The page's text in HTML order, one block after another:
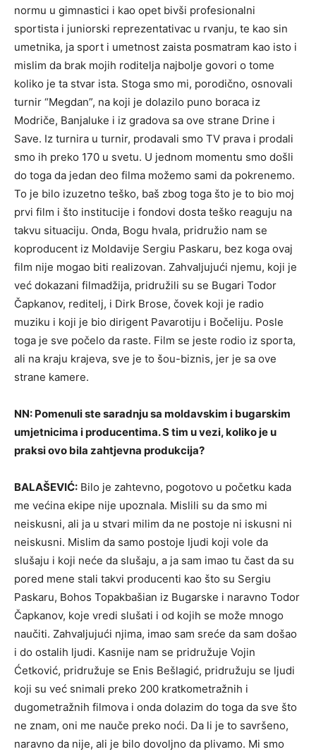
normu u gimnastici i kao opet bivši profesionalni
sportista i juniorski reprezentativac u rvanju, te kao sin
umetnika, ja sport i umetnost zaista posmatram kao isto i
mislim da brak mojih roditelja najbolje govori o tome
koliko je ta stvar ista. Stoga smo mi, porodično, osnovali
turnir “Megdan”, na koji je dolazilo puno boraca iz
Modriče, Banjaluke i iz gradova sa ove strane Drine i
Save. Iz turnira u turnir, prodavali smo TV prava i prodali
smo ih preko 170 u svetu. U jednom momentu smo došli
do toga da jedan deo filma možemo sami da pokrenemo.
To je bilo izuzetno teško, baš zbog toga što je to bio moj
prvi film i što institucije i fondovi dosta teško reaguju na
takvu situaciju. Onda, Bogu hvala, pridružio nam se
koproducent iz Moldavije Sergiu Paskaru, bez koga ovaj
film nije mogao biti realizovan. Zahvaljujući njemu, koji je
već dokazani filmadžija, pridružili su se Bugari Todor
Čapkanov, reditelj, i Dirk Brose, čovek koji je radio
muziku i koji je bio dirigent Pavarotiju i Bočeliju. Posle
toga je sve počelo da raste. Film se jeste rodio iz sporta,
ali na kraju krajeva, sve je to šou-biznis, jer je sa ove
strane kamere.
NN: Pomenuli ste saradnju sa moldavskim i bugarskim
umjetnicima i producentima. S tim u vezi, koliko je u
praksi ovo bila zahtjevna produkcija?
BALAŠEVIĆ: Bilo je zahtevno, pogotovo u početku kada
me većina ekipe nije upoznala. Mislili su da smo mi
neiskusni, ali ja u stvari milim da ne postoje ni iskusni ni
neiskusni. Mislim da samo postoje ljudi koji vole da
slušaju i koji neće da slušaju, a ja sam imao tu čast da su
pored mene stali takvi producenti kao što su Sergiu
Paskaru, Bohos Topakbašian iz Bugarske i naravno Todor
Čapkanov, koje vredi slušati i od kojih se može mnogo
naučiti. Zahvaljujući njima, imao sam sreće da sam došao
i do ostalih ljudi. Kasnije nam se pridružuje Vojin
Ćetković, pridružuje se Enis Bešlagić, pridružuju se ljudi
koji su već snimali preko 200 kratkometražnih i
dugometražnih filmova i onda dolazim do toga da sve što
ne znam, oni me nauče preko noći. Da li je to savršeno,
naravno da nije, ali je bilo dovoljno da plivamo. Mi smo